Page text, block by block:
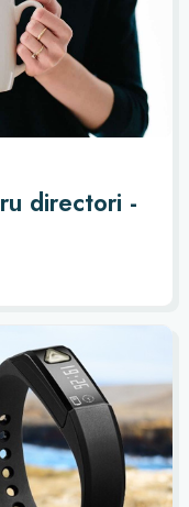
directori -